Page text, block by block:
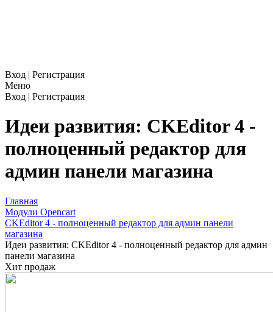
Вход | Регистрация
Меню
Вход | Регистрация
Идеи развития: CKEditor 4 -
полноценный редактор для
админ панели магазина
Главная
Модули Opencart
CKEditor 4 - полноценный редактор для админ панели
магазина
Идеи развития: CKEditor 4 - полноценный редактор для админ
панели магазина
Хит продаж